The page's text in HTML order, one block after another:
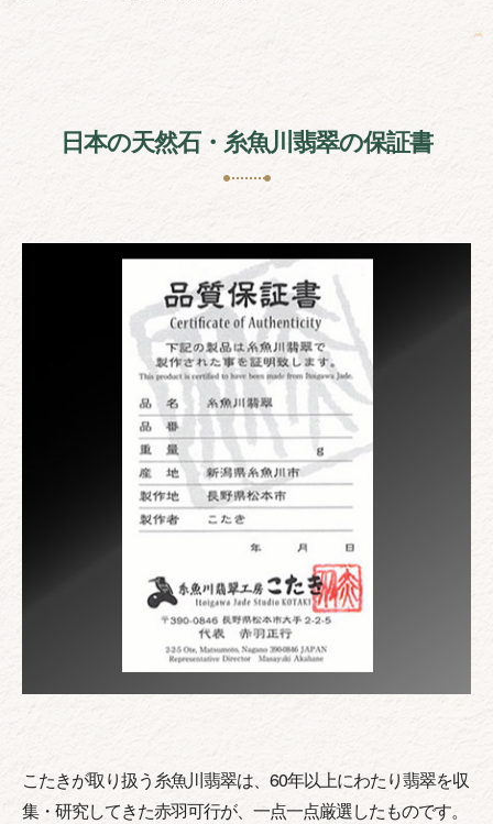
日本の天然石・糸魚川翡翠の保証書
こたきが取り扱う糸魚川翡翠は、60年以上にわたり翡翠を収
集・研究してきた赤羽可行が、一点一点厳選したものです。